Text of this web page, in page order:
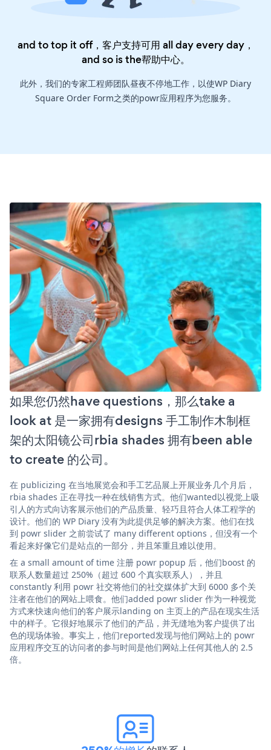
and to top it off，客户支持可用 all day every day，
and so is the帮助中心。
此外，我们的专家工程师团队昼夜不停地工作，以使WP Diary
Square Order Form之类的powr应用程序为您服务。
如果您仍然have questions，那么take a
look at 是一家拥有designs 手工制作木制框
架的太阳镜公司rbia shades 拥有been able
to create 的公司。
在 publicizing 在当地展览会和手工艺品展上开展业务几个月后，
rbia shades 正在寻找一种在线销售方式。他们wanted以视觉上吸
引人的方式向访客展示他们的产品质量、轻巧且符合人体工程学的
设计。他们的 WP Diary 没有为此提供足够的解决方案。他们在找
到 powr slider 之前尝试了 many different options，但没有一个
看起来好像它们是站点的一部分，并且笨重且难以使用。
在 a small amount of time 注册 powr popup 后，他们boost 的
联系人数量超过 250%（超过 600 个真实联系人），并且
constantly 利用 powr 社交将他们的社交媒体扩大到 6000 多个关
注者在他们的网站上喂食。他们added powr slider 作为一种视觉
方式来快速向他们的客户展示landing on 主页上的产品在现实生活
中的样子。它很好地展示了他们的产品，并无缝地为客户提供了出
色的现场体验。事实上，他们reported发现与他们网站上的 powr
应用程序交互的访问者的参与时间是他们网站上任何其他人的 2.5
倍。